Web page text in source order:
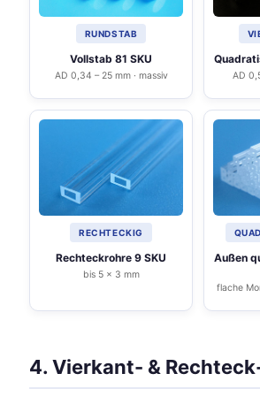
RUNDSTAB
Vollstab 81 SKU
AD 0,34 – 25 mm · massiv AD
RECHTECKIG
Rechteckrohre 9 SKU
bis 5 x 3 mm
Außen
flache
4. Vierkant- &